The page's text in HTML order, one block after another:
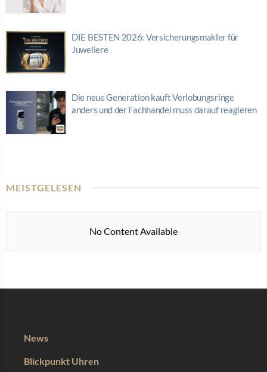
DIE BESTEN 2026: Versicherungsmakler für
Juweliere
Die neue Generation kauft Verlobungsringe
anders und der Fachhandel muss darauf reagieren
MEISTGELESEN
No Content Available
News
Blickpunkt Uhren